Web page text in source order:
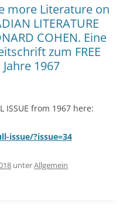
more Literature on
LITERATURE
COHEN. Eine
zum FREE
1967
ISSUE from 1967 here:
issue/?issue=34
unterAllgemein